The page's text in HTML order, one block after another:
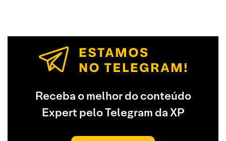
Receba o melhor do conteúdo
Expert pelo Telegram da XP